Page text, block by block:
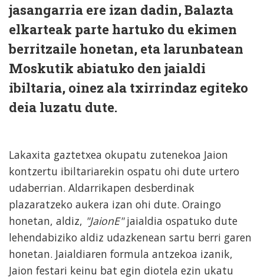
jasangarria ere izan dadin, Balazta
elkarteak parte hartuko du ekimen
berritzaile honetan, eta larunbatean
Moskutik abiatuko den jaialdi
ibiltaria, oinez ala txirrindaz egiteko
deia luzatu dute.
Lakaxita gaztetxea okupatu zutenekoa Jaion
kontzertu ibiltariarekin ospatu ohi dute urtero
udaberrian. Aldarrikapen desberdinak
plazaratzeko aukera izan ohi dute. Oraingo
honetan, aldiz, "JaionE"jaialdia ospatuko dute
lehendabiziko aldiz udazkenean sartu berri garen
honetan. Jaialdiaren formula antzekoa izanik,
Jaion festari keinu bat egin diotela ezin ukatu